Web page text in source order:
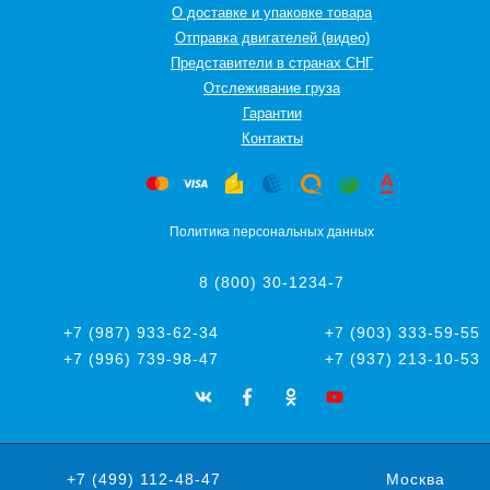
О доставке и упаковке товара
Отправка двигателей (видео)
Представители в странах СНГ
Oтслеживание груза
Гарантии
Контакты
Политика персональных данных
8 (800) 30-1234-7
+7 (987) 933-62-34
+7 (903) 333-59-55
+7 (996) 739-98-47
+7 (937) 213-10-53
+7 (499) 112-48-47 Москва